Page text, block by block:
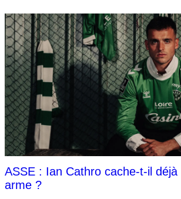
ASSE : Ian Cathro cache-t-il déjà
arme ?